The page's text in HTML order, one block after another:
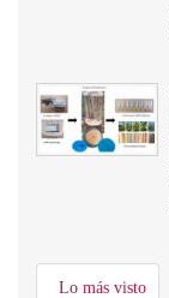
Lo más visto